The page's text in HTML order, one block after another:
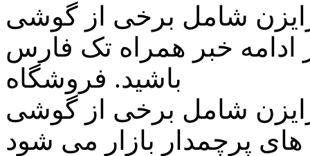
شامل برخی از گوشی
ادامه خبر همراه تک فارس
باشید. فروشگاه
شامل برخی از گوشی
های پرچمدار بازار می شود